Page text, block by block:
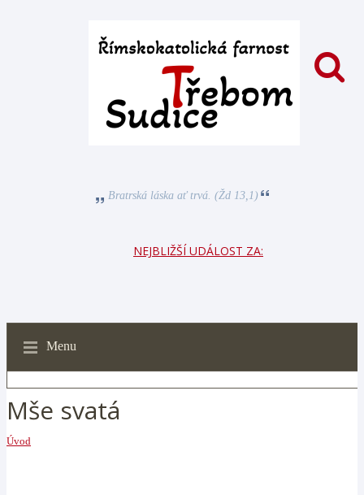
Bratrská láska ať trvá. (Žd 13,1)
NEJBLIŽŠÍ UDÁLOST ZA:
Menu
Mše svatá
Úvod